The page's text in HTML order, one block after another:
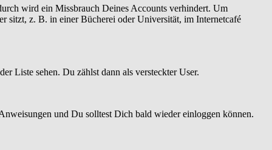
wird ein Missbrauch Deines Accounts verhindert. Um
sitzt, z. B. in einer Bücherei oder Universität, im Internetcafé
Liste sehen. Du zählst dann als versteckter User.
und Du solltest Dich bald wieder einloggen können.